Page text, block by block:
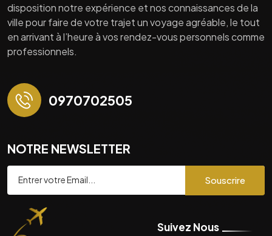
disposition notre expérience et nos connaissances de la
ville pour faire de votre trajet un voyage agréable, le tout
en arrivant à l’heure à vos rendez-vous personnels comme
professionnels.
0970702505
NOTRE NEWSLETTER
Souscrire
Suivez Nous